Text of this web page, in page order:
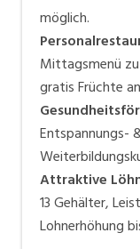
möglich.
Mittagsmenü
gratis Früchte
Entspannungs-
Attraktive
13 Gehälter,
Lohnerhöhung